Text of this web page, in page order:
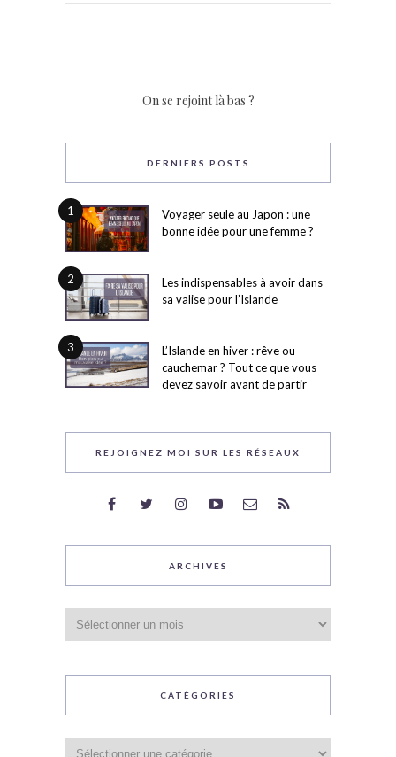
On se rejoint là bas ?
DERNIERS POSTS
1
Voyager seule au Japon : une
bonne idée pour une femme ?
2
Les indispensables à avoir dans
sa valise pour l’Islande
3
L’Islande en hiver : rêve ou
cauchemar ? Tout ce que vous
devez savoir avant de partir
REJOIGNEZ MOI SUR LES RÉSEAUX
ARCHIVES
CATÉGORIES